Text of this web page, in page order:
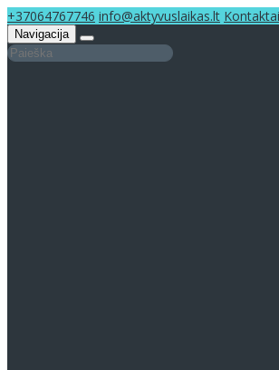
+37064767746 info@aktyvuslaikas.lt Kontaktai
Navigacija